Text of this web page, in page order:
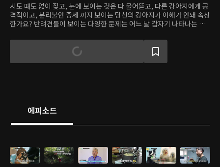
시도 때도 없이 짖고, 눈에 보이는 것은 다 물어뜯고, 다른 강아지에게 공
격적이고, 분리불안 증세 까지 보이는 당신의 강아지가 이해가 안돼 속상
한가요? 반려견들이 보이는 다양한 문제는 어느 날 갑자기 나타나는 것
과 시시각각 일어나는 주변환경의 변화, 그리고 가족들의 행동 하나하나
에도 큰 영향을 받습니다. 당신의 강아지가 문제행동을 보인다면 보호자
의 일상적인 행동에 어떤 잘못이 있는지 먼저 살펴보아야 합니다.
에피소드